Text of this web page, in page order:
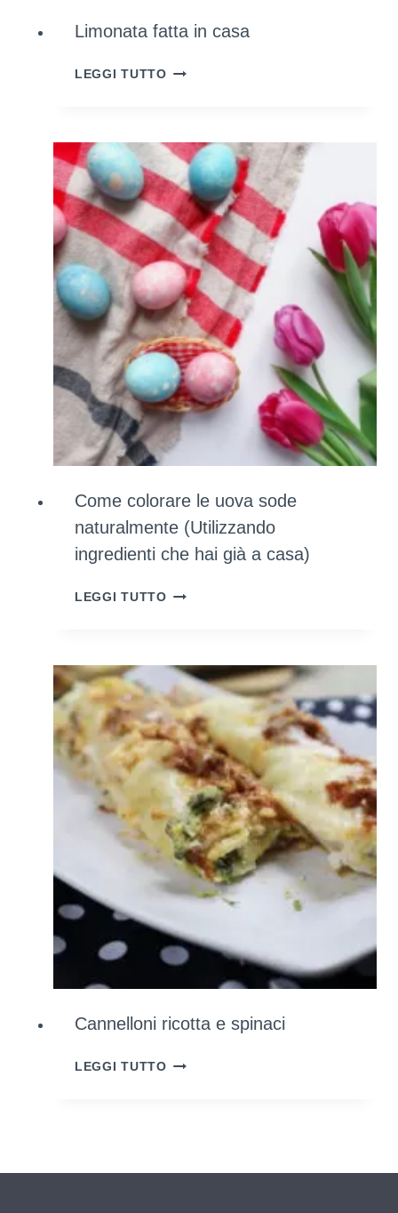
Limonata fatta in casa
LEGGI TUTTOLIMONATA
Come colorare le uova sode
naturalmente (Utilizzando
ingredienti che hai già a casa)
LEGGI TUTTOCOME
SODE
NATURALMENTE
(UTILIZZANDO
INGREDIENTI
CHE
HAI
GIÀ
A
CASA)
Cannelloni ricotta e spinaci
LEGGI TUTTOCANNELLONI